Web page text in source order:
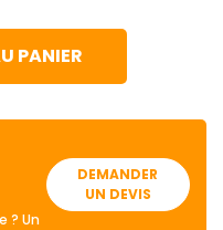
PANIER
? Un
DEMANDER
UN DEVIS